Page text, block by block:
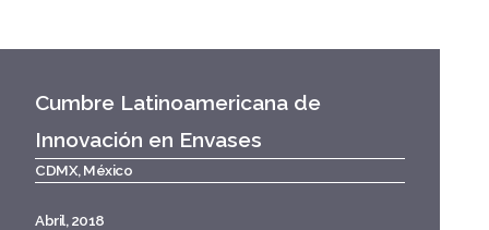
Cumbre Latinoamericana de
Innovación en Envases
CDMX, México
Abril, 2018